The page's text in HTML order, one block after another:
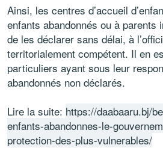
Ainsi, les centres d’accueil
enfants abandonnés ou à parents
de les déclarer sans délai, à
territorialement compétent. Il en
particuliers ayant sous leur
abandonnés non déclarés.
Lire la suite: https://daabaaru.bj/
enfants-abandonnes-le-
protection-des-plus-vulnerables/